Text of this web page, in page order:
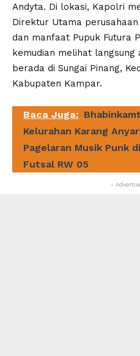
Andyta. Di lokasi, Kapolri
Direktur Utama
dan manfaat Pupuk Futura
kemudian melihat
berada di Sungai Pinang,
Kabupaten Kampar.
Baca Juga:
Kelurahan Karang
Pagelaran Musik Punk
Futsal RW 05
-